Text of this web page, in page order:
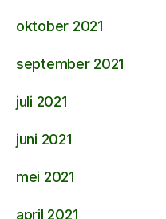
oktober 2021
september 2021
juli 2021
juni 2021
mei 2021
april 2021